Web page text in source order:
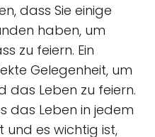
dass Sie einige
haben, um
zu feiern. Ein
Gelegenheit, um
das Leben zu feiern.
das Leben in jedem
und es wichtig ist,